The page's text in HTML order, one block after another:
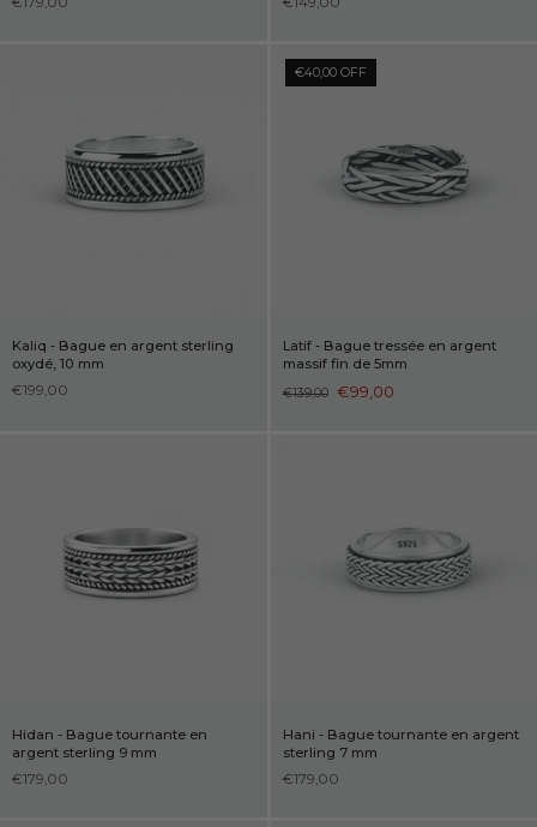
Kaliq - Bague en argent sterling
oxydé, 10 mm
€199,00
€40,00 OFF
Latif - Bague tressée en argent
massif fin de 5mm
€139,00 €99,00
Hidan - Bague tournante en
argent sterling 9 mm
€179,00
Hani - Bague tournante en argent
sterling 7 mm
€179,00